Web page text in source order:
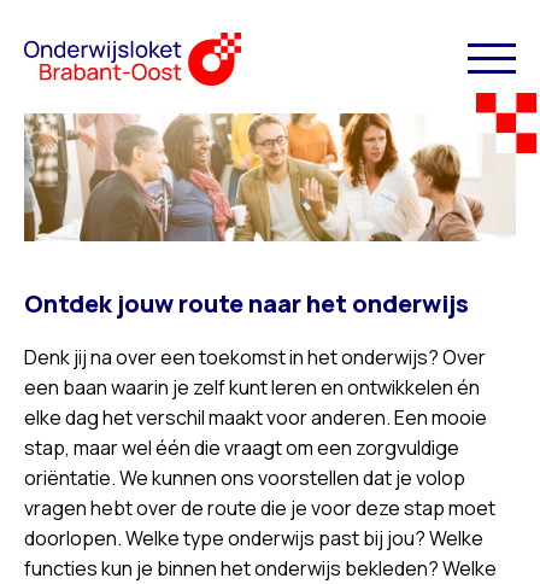
Ontdek jouw route naar het onderwijs
Denk jij na over een toekomst in het onderwijs? Over
een baan waarin je zelf kunt leren en ontwikkelen én
elke dag het verschil maakt voor anderen. Een mooie
stap, maar wel één die vraagt om een zorgvuldige
oriëntatie. We kunnen ons voorstellen dat je volop
vragen hebt over de route die je voor deze stap moet
doorlopen. Welke type onderwijs past bij jou? Welke
functies kun je binnen het onderwijs bekleden? Welke